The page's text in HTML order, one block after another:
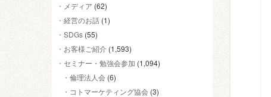
メディア (62)
経営のお話 (1)
SDGs (55)
お客様ご紹介 (1,593)
セミナー・勉強会参加 (1,094)
倫理法人会 (6)
コトマーケティング協会 (3)